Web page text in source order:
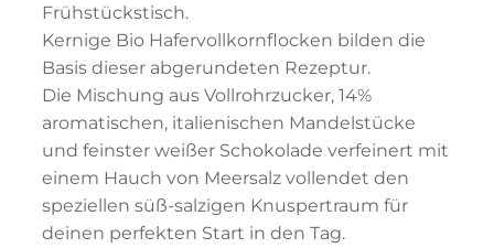
Frühstückstisch.
Kernige Bio Hafervollkornflocken bilden die
Basis dieser abgerundeten Rezeptur.
Die Mischung aus Vollrohrzucker, 14%
aromatischen, italienischen Mandelstücke
und feinster weißer Schokolade verfeinert mit
einem Hauch von Meersalz vollendet den
speziellen süß-salzigen Knuspertraum für
deinen perfekten Start in den Tag.